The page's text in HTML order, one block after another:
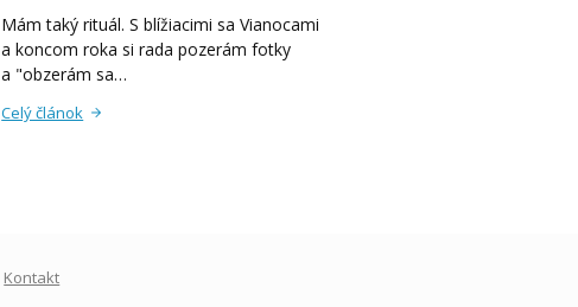
Mám taký rituál. S blížiacimi sa Vianocami
a koncom roka si rada pozerám fotky
a "obzerám sa…
Celý článok
Kontakt